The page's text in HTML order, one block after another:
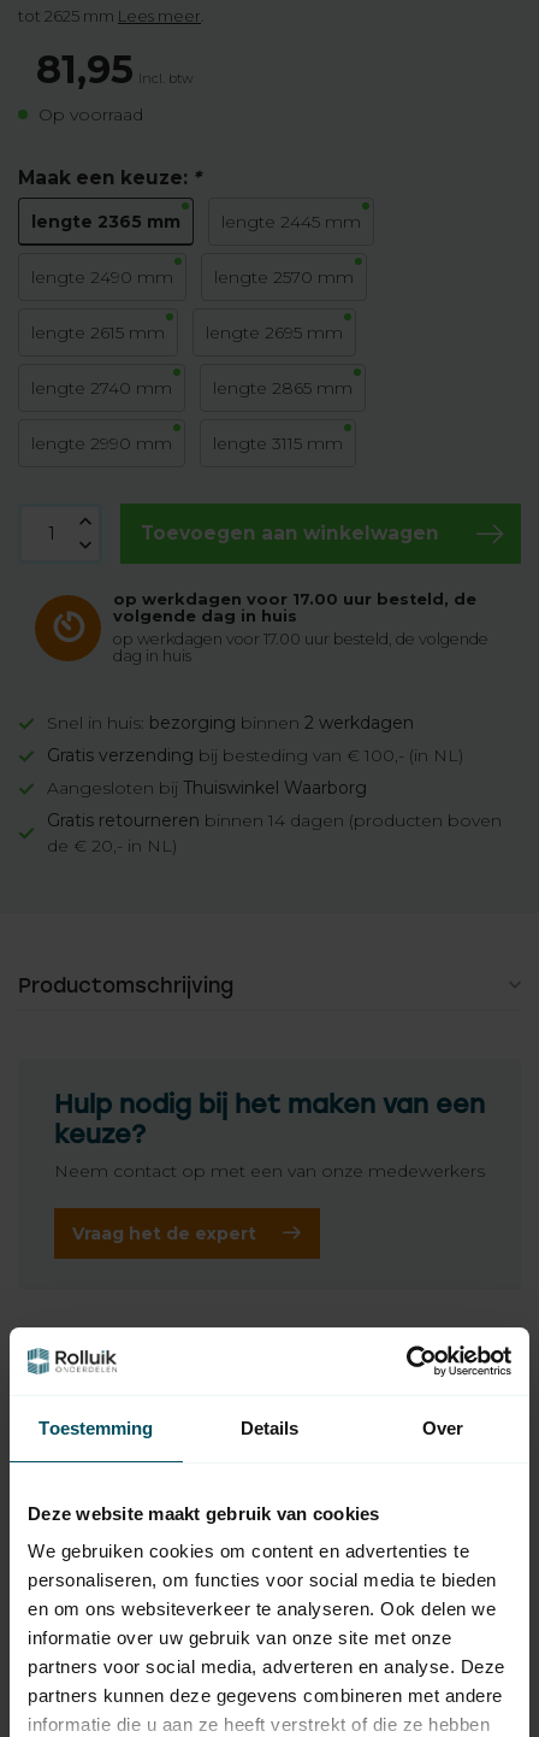
Toestemming Details Over
Deze website maakt gebruik van cookies
We gebruiken cookies om content en advertenties te
personaliseren, om functies voor social media te bieden
en om ons websiteverkeer te analyseren. Ook delen we
informatie over uw gebruik van onze site met onze
partners voor social media, adverteren en analyse. Deze
partners kunnen deze gegevens combineren met andere
informatie die u aan ze heeft verstrekt of die ze hebben
tot 2625 mm Lees meer
81,95 Incl. btw
Op voorraad
Maak een keuze: *
lengte 2365 mm lengte 2445 mm
lengte 2490 mm lengte 2570 mm
lengte 2615 mm lengte 2695 mm
lengte 2740 mm lengte 2865 mm
lengte 2990 mm lengte 3115 mm
Toevoegen aan winkelwagen
op werkdagen voor 17.00 uur besteld, de
volgende dag in huis
op werkdagen voor 17.00 uur besteld, de volgende
dag in huis
Snel in huis: bezorging binnen 2 werkdagen
Gratis verzending bij besteding van € 100,- (in NL)
Aangesloten bij Thuiswinkel Waarborg
Gratis retourneren binnen 14 dagen (producten boven
de € 20,- in NL)
Productomschrijving
Hulp nodig bij het maken van een
keuze?
Neem contact op met een van onze medewerkers
Vraag het de expert
trekverenpakket, type 1 en
2
Op voorraad
147,95
Hörmann afdekkap voor
trekveerpakketten
Op voorraad
13,95
Hörmann Loopwiel Ø 45
mm, as Ø 9 mm, lengte 110 17,95